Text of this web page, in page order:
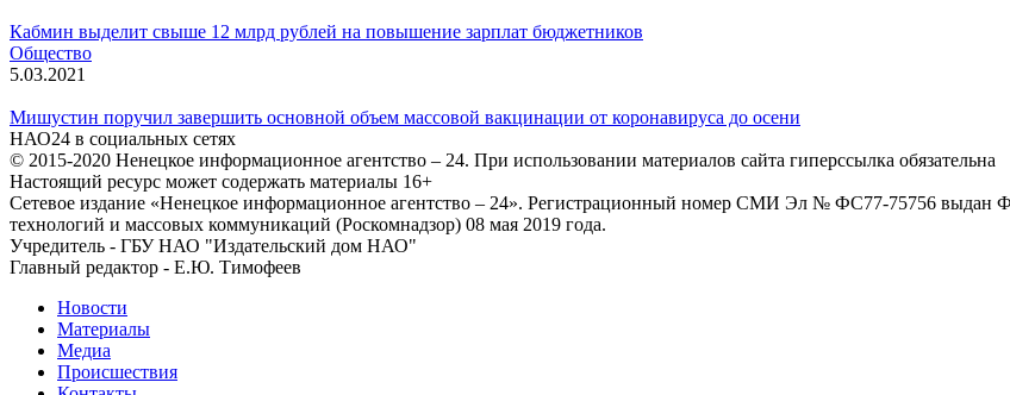
Кабмин выделит свыше 12 млрд рублей на повышение зарплат бюджетников
Общество
5.03.2021
Мишустин поручил завершить основной объем массовой вакцинации от коронавируса до осени
НАО24 в социальных сетях
© 2015-2020 Ненецкое информационное агентство – 24. При использовании материалов сайта гиперссылка обязательна
Настоящий ресурс может содержать материалы 16+
Сетевое издание «Ненецкое информационное агентство – 24». Регистрационный номер СМИ Эл № ФС77-75756 выдан
технологий и массовых коммуникаций (Роскомнадзор) 08 мая 2019 года.
Учредитель - ГБУ НАО "Издательский дом НАО"
Главный редактор - Е.Ю. Тимофеев
Новости
Материалы
Медиа
Происшествия